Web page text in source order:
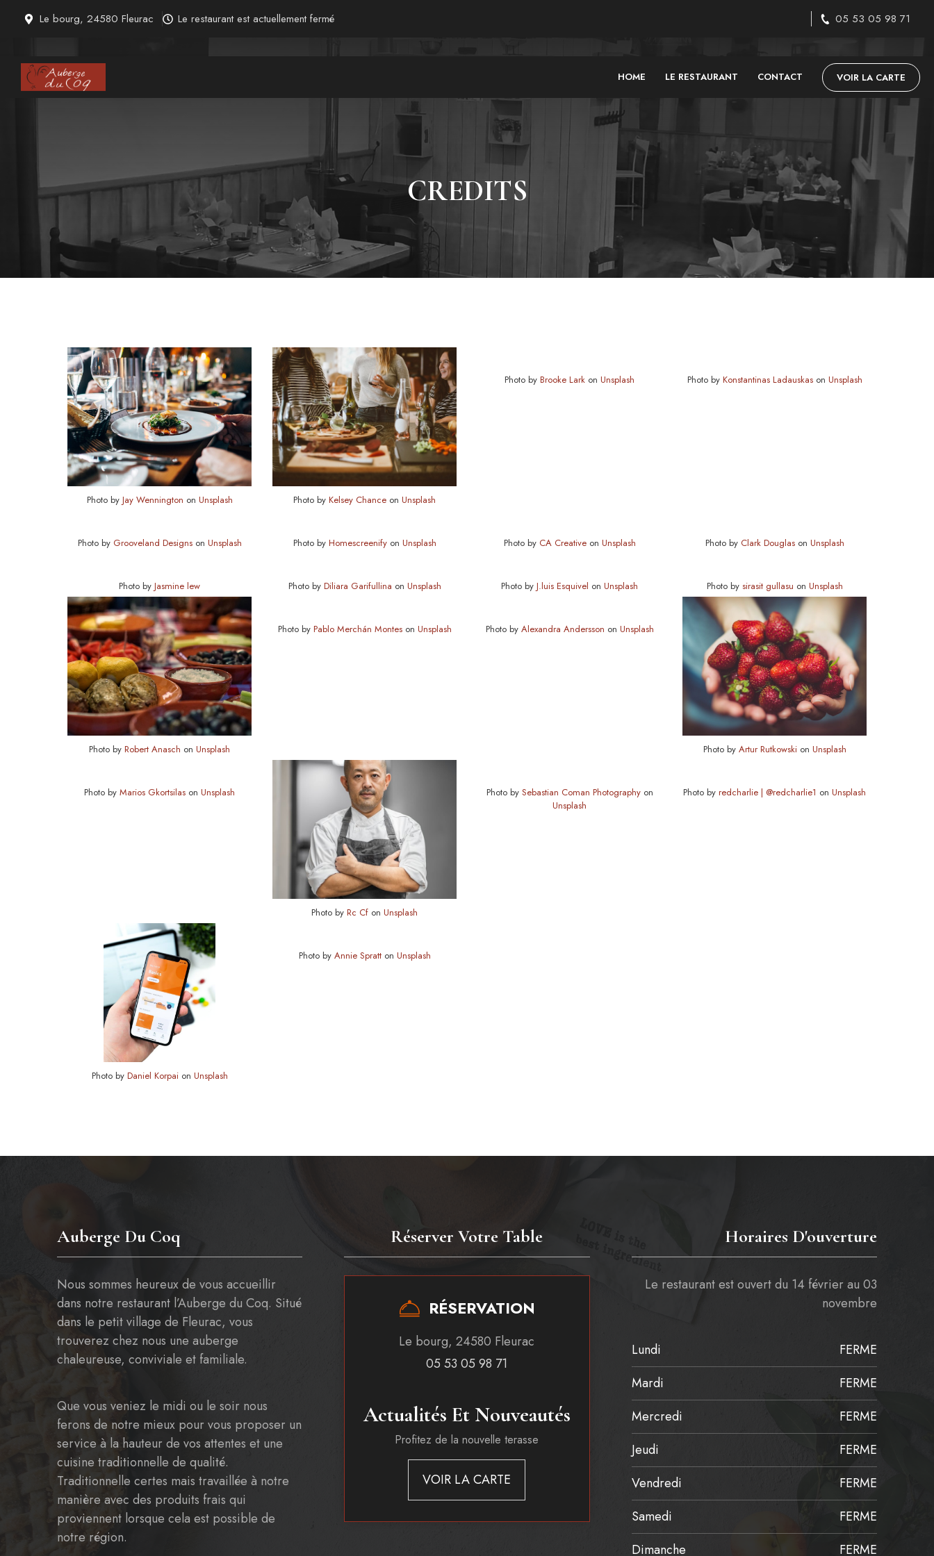
Le bourg, 24580 Fleurac Le restaurant est actuellement fermé 05 53 05 98 71
HOME LE RESTAURANT CONTACT VOIR LA CARTE
CREDITS
Photo by Jay Wennington on Unsplash Photo by Kelsey Chance on Unsplash
Photo by Brooke Lark on Unsplash Photo by Konstantinas Ladauskason Unsplash
Photo by Grooveland Designson Unsplash Photo by Homescreenifyon Unsplash Photo by CA Creativeon Unsplash Photo by Clark Douglason Unsplash
Photo by Jasmine lew Photo by Diliara Garifullina on Unsplash Photo by J.luis Esquivel on Unsplash Photo by sirasit gullasu on Unsplash
Photo by Robert Anasch on Unsplash
Photo by Pablo Merchán Monteson Unsplash Photo by Alexandra Andersson on Unsplash
Photo by Artur Rutkowskion Unsplash
Photo by Marios Gkortsilas on Unsplash
Photo by Rc Cf on Unsplash
Photo by Sebastian Coman Photographyon
Unsplash
Photo by redcharlie | @redcharlie1 on Unsplash
Photo by Daniel Korpaion Unsplash
Photo by Annie Spratton Unsplash
Auberge Du Coq
Nous sommes heureux de vous accueillir
dans notre restaurant l’Auberge du Coq. Situé
dans le petit village de Fleurac, vous
trouverez chez nous une auberge
chaleureuse, conviviale et familiale.
Que vous veniez le midi ou le soir nous
ferons de notre mieux pour vous proposer un
service à la hauteur de vos attentes et une
cuisine traditionnelle de qualité.
Traditionnelle certes mais travaillée à notre
manière avec des produits frais qui
proviennent lorsque cela est possible de
notre région.
Réserver Votre Table
RÉSERVATION
Le bourg, 24580 Fleurac
05 53 05 98 71
Actualités Et Nouveautés
Profitez de la nouvelle terasse
VOIR LA CARTE
Horaires D'ouverture
Le restaurant est ouvert du 14 février au 03
novembre
Lundi
FERME
Mardi
FERME
Mercredi
FERME
Jeudi
FERME
Vendredi
FERME
Samedi
FERME
Dimanche
FERME